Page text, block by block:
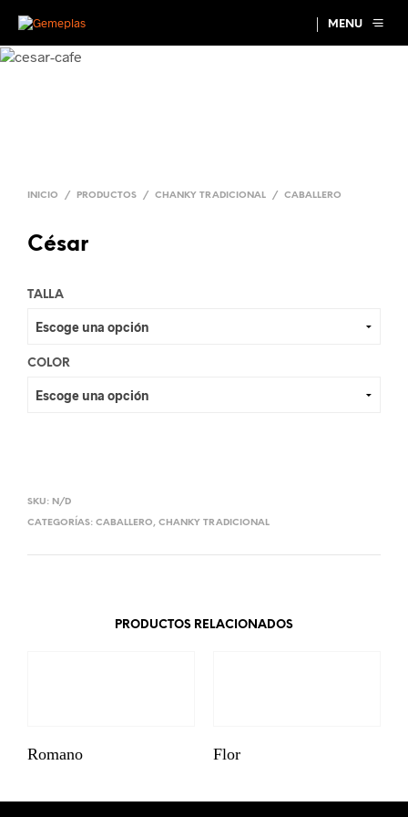
MENU
INICIO / PRODUCTOS / CHANKY TRADICIONAL / CABALLERO
César
TALLA
COLOR
SKU: N/D
CATEGORÍAS: CABALLERO, CHANKY TRADICIONAL
PRODUCTOS RELACIONADOS
Romano Flor